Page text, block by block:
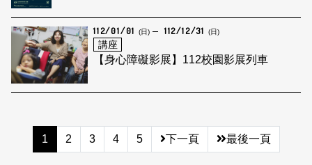
112/01/01 (日) 112/12/31 (日)
講座
【身心障礙影展】112校園影展列車
1 2 3 4 5 下一頁 最後一頁